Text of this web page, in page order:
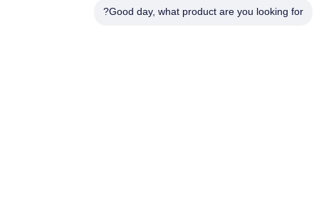
Good day, what product are you looking for?